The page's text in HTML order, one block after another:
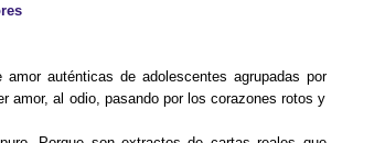
auténticas de adolescentes agrupadas por
amor, al odio, pasando por los corazones rotos y